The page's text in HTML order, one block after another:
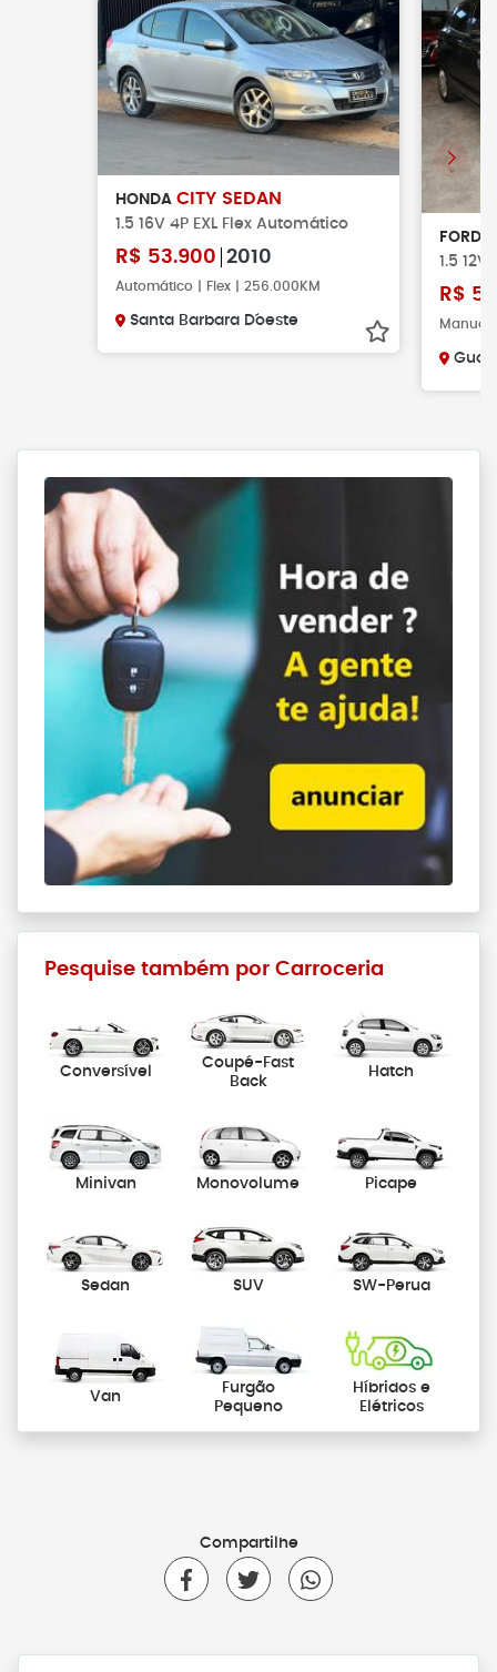
HONDA CITY SEDAN
1.5 16V 4P EXL Flex Automático
R$ 53.900 2010
Automático | Flex | 256.000KM
Santa Barbara D´oeste
FORD
1.5 12V
R$
Manual
Pesquise também por Carroceria
Conversível
Coupé-Fast
Back
Hatch
Minivan Monovolume Picape
Sedan SUV SW-Perua
Van
Furgão
Pequeno
Híbridos e
Elétricos
Compartilhe